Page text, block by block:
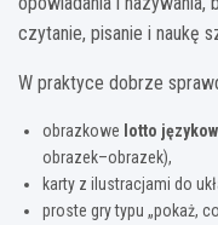
czytanie, pisanie i naukę
W praktyce dobrze
obrazkowe lotto
obrazek–obrazek),
karty z ilustracjami do
proste gry typu „pokaż,